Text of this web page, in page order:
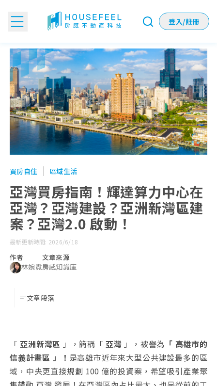
登入/註冊
亞灣買房指南！輝達算力中心在亞灣？亞灣建設？亞洲新灣區
買房自住 區域生活
亞灣買房指南！輝達算力中心在
亞灣？亞灣建設？亞洲新灣區建
案？亞灣2.0 啟動！
最新更新時間: 2026/6/18
作者
林婉霓
文章來源
房感知識庫
文章段落
「亞洲新灣區 」，簡稱「亞灣 」，被譽為 「 高雄市的
信義計畫區 」！ 是高雄市近年來大型公共建設最多的區
域，中央更直接規劃 100 億的投資案，希望吸引產業聚